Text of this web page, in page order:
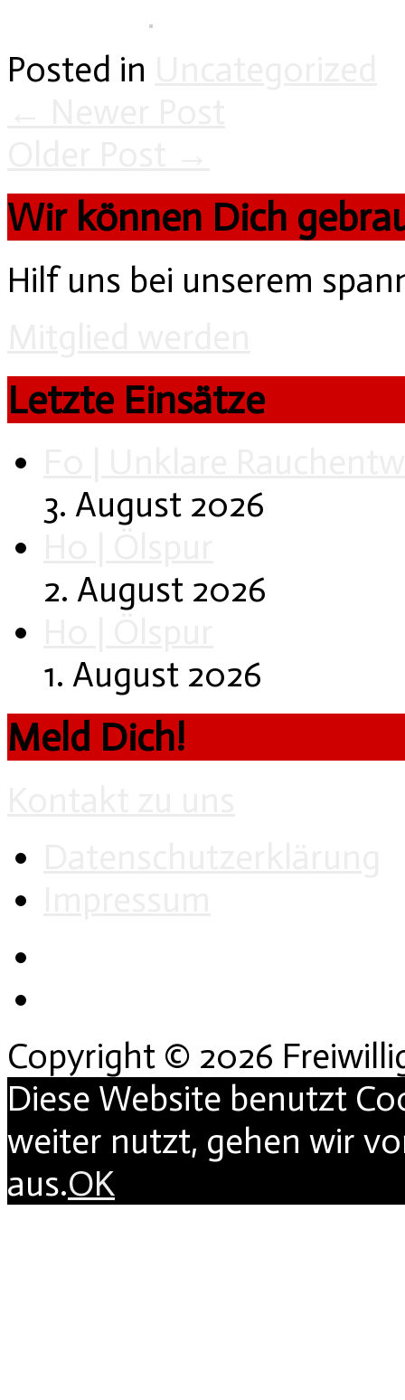
Posted in
Wir können Dich
Hilf uns bei unserem
Letzte Einsätze
3. August 2026
2. August 2026
1. August 2026
Meld Dich!
Copyright © 2026
Diese Website benutzt
weiter nutzt, gehen wir
aus.OK